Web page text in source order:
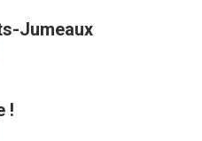
Jumeaux
!